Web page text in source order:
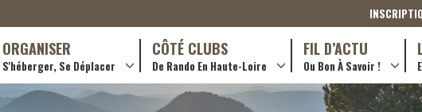
ORGANISER
S'héberger, Se Déplacer
Hôtellerie
CÔTÉ CLUBS
De Rando En Haute-Loire
Formations en rando 2024
FIL D’ACTU
Ou Bon À Savoir !